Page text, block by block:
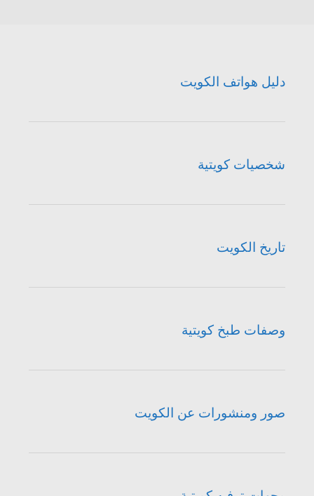
دليل هواتف الكويت
شخصيات كويتية
تاريخ الكويت
وصفات طبخ كويتية
صور ومنشورات عن الكويت